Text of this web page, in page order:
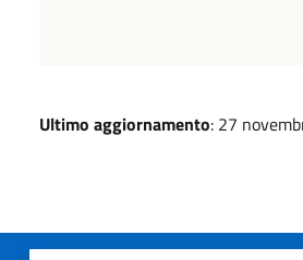
Ultimo aggiornamento: 27